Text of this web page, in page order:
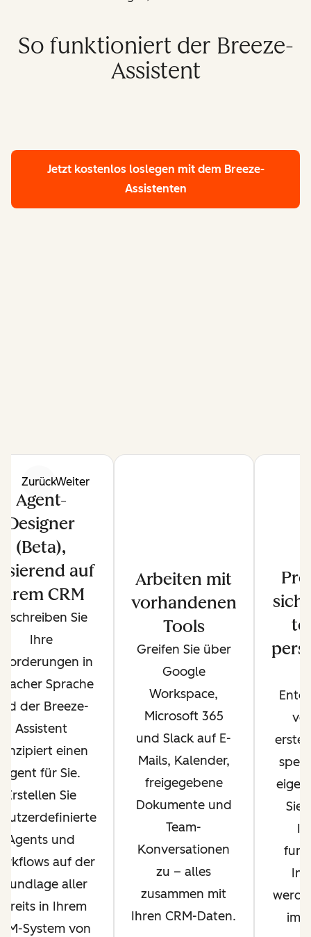
So funktioniert der Breeze-
Assistent
Jetzt kostenlos loslegen mit dem Breeze-
Assistenten
ZurückWeiter
Agent-
Designer
(Beta),
auf
CRM
Sie
Ihre
in
Sprache
der Breeze-
Assistent
einen
Agent für Sie.
Erstellen Sie
Agents und
auf der
aller
in Ihrem
System von
Arbeiten mit
vorhandenen
Tools
Greifen Sie über
Google
Workspace,
Microsoft 365
und Slack auf E-
Mails, Kalender,
freigegebene
Dokumente und
Team-
Konversationen
zu – alles
zusammen mit
Ihren CRM-Daten.
sich
Sie